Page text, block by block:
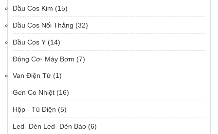
Đầu Cos Kim (15)
Đầu Cos Nối Thẳng (32)
Đầu Cos Y (14)
Động Cơ- Máy Bơm (7)
Van Điện Từ (1)
Gen Co Nhiệt (16)
Hộp - Tủ Điện (5)
Led- Đèn Led- Đèn Báo (6)